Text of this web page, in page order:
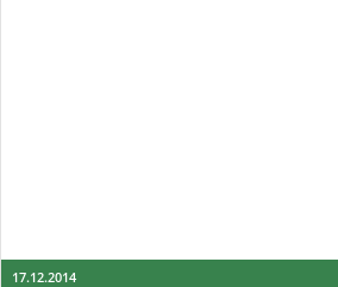
17.12.2014